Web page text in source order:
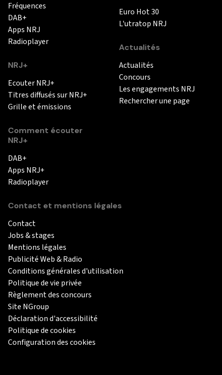
Fréquences
DAB+
Apps NRJ
Radioplayer
NRJ+
Ecouter NRJ+
Titres diffusés sur NRJ+
Grille et émissions
Comment écouter
NRJ+
DAB+
Apps NRJ+
Radioplayer
Euro Hot 30
L'utratop NRJ
Actualités
Actualités
Concours
Les engagements NRJ
Rechercher une page
Contact et mentions légales
Contact
Jobs & stages
Mentions légales
Publicité Web & Radio
Conditions générales d'utilisation
Politique de vie privée
Règlement des concours
Site NGroup
Déclaration d'accessibilité
Politique de cookies
Configuration des cookies